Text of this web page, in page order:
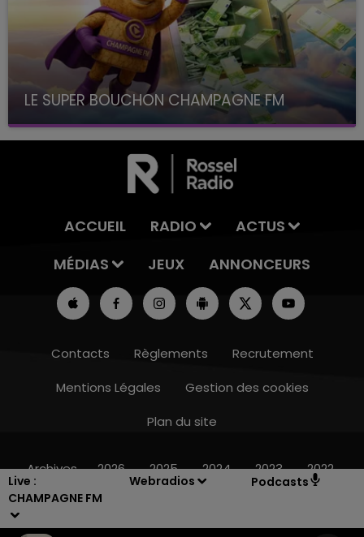
Live :
CHAMPAGNE FM
Webradios Podcasts
10h00 - 14h00
LE SUPER BOUCHON CHAMPAGNE FM
avec La Famille Champagne FM, à 8H10
ACCUEIL RADIO
ACTUS
MÉDIAS
JEUX ANNONCEURS
Contacts Règlements
Recrutement
Mentions Légales
Gestion des cookies
Plan du site
Archives 2026 2025 2024 2023 2022